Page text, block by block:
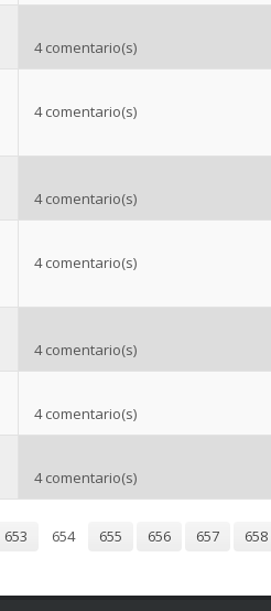
4 comentario(s)
4 comentario(s)
4 comentario(s)
4 comentario(s)
4 comentario(s)
4 comentario(s)
4 comentario(s)
653 654 655 656 657 658